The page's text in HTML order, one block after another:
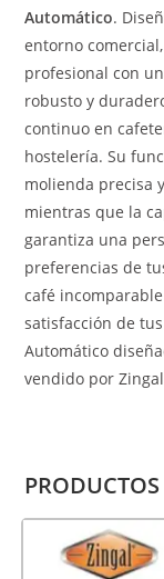
Automático.
entorno
profesional con
robusto y
continuo en
hostelería. Su
molienda precisa
mientras que la
garantiza una
preferencias de
café
satisfacción de
Automático
vendido por